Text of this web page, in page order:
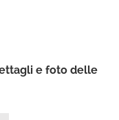
e foto delle